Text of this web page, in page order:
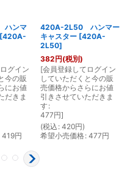
ンマ
[420A-
グイン
今の販
にお値
だきま
419円
420A-2L50 ハンマー
キャスター [420A-
2L50]
382円(税別)
[会員登録してログイン
していただくと今の販
売価格からさらにお値
引きさせていただきま
す :
477円]
(税込 : 420円)
希望小売価格: 477円